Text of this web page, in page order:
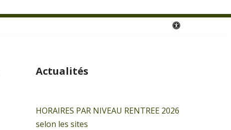
Actualités
HORAIRES PAR NIVEAU RENTREE 2026
selon les sites